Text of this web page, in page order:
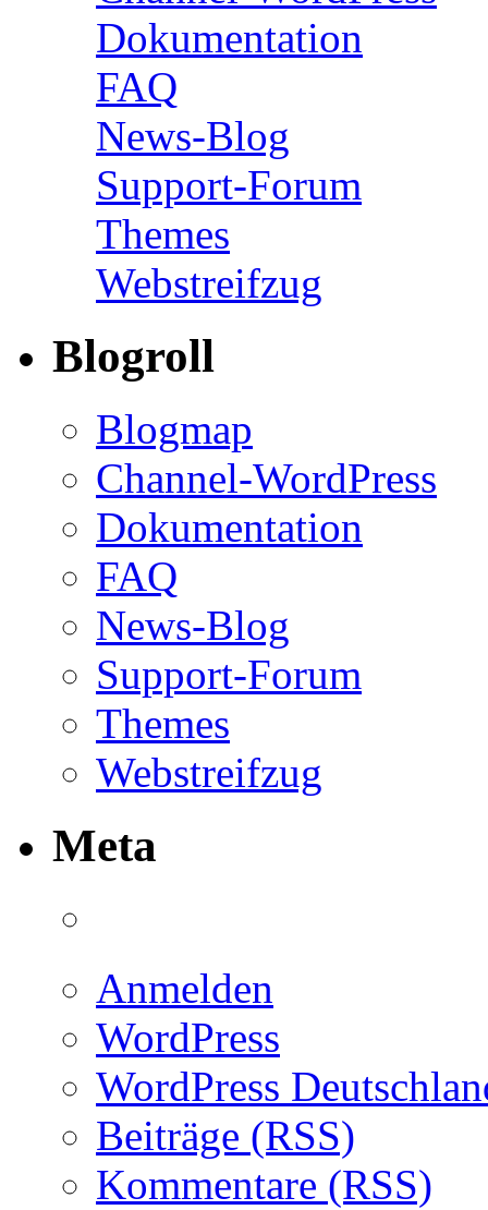
Dokumentation
FAQ
News-Blog
Support-Forum
Themes
Webstreifzug
Blogroll
Blogmap
Channel-WordPress
Dokumentation
FAQ
News-Blog
Support-Forum
Themes
Webstreifzug
Meta
Anmelden
WordPress
WordPress
Beiträge (RSS)
Kommentare (RSS)